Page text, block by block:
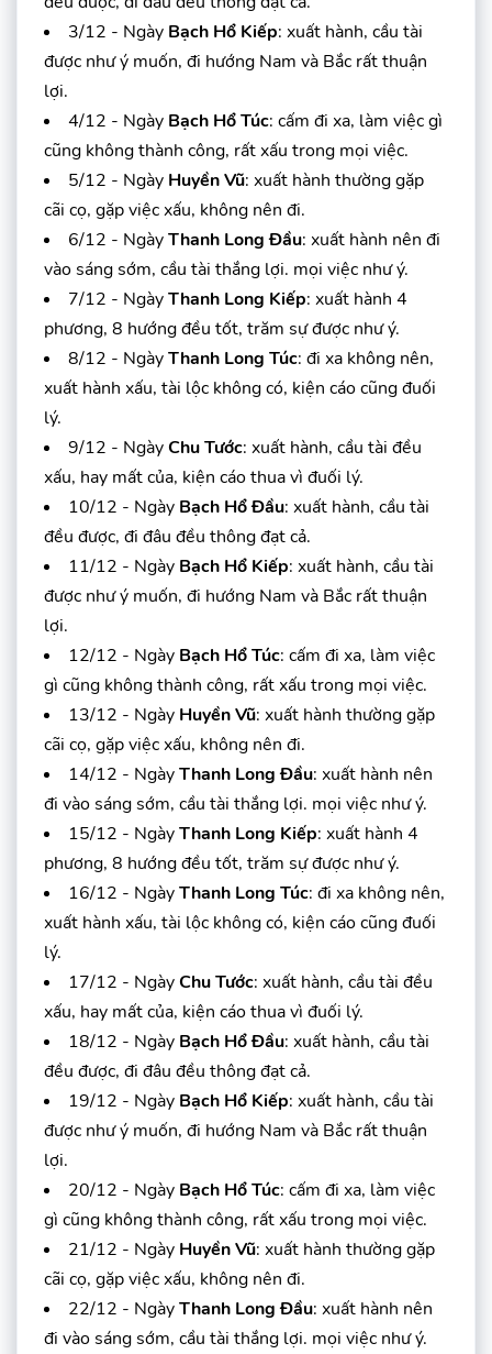
3/12 - Ngày Bạch Hổ Kiếp: xuất hành, cầu tài
được như ý muốn, đi hướng Nam và Bắc rất thuận
lợi.
4/12 - Ngày Bạch Hổ Túc: cấm đi xa, làm việc gì
cũng không thành công, rất xấu trong mọi việc.
5/12 - Ngày Huyền Vũ: xuất hành thường gặp
cãi cọ, gặp việc xấu, không nên đi.
6/12 - NgàyThanh Long Đầu: xuất hành nên đi
vào sáng sớm, cầu tài thắng lợi. mọi việc như ý.
7/12 - NgàyThanh Long Kiếp: xuất hành 4
phương, 8 hướng đều tốt, trăm sự được như ý.
8/12 - NgàyThanh Long Túc: đi xa không nên,
xuất hành xấu, tài lộc không có, kiện cáo cũng đuối
lý.
9/12 - NgàyChu Tước: xuất hành, cầu tài đều
xấu, hay mất của, kiện cáo thua vì đuối lý.
10/12 - Ngày Bạch Hổ Đầu: xuất hành, cầu tài
đều được, đi đâu đều thông đạt cả.
11/12 - Ngày Bạch Hổ Kiếp: xuất hành, cầu tài
được như ý muốn, đi hướng Nam và Bắc rất thuận
lợi.
12/12 - Ngày Bạch Hổ Túc: cấm đi xa, làm việc
gì cũng không thành công, rất xấu trong mọi việc.
13/12 - Ngày Huyền Vũ: xuất hành thường gặp
cãi cọ, gặp việc xấu, không nên đi.
14/12 - NgàyThanh Long Đầu: xuất hành nên
đi vào sáng sớm, cầu tài thắng lợi. mọi việc như ý.
15/12 - NgàyThanh Long Kiếp: xuất hành 4
phương, 8 hướng đều tốt, trăm sự được như ý.
16/12 - NgàyThanh Long Túc: đi xa không nên,
xuất hành xấu, tài lộc không có, kiện cáo cũng đuối
lý.
17/12 - NgàyChu Tước: xuất hành, cầu tài đều
xấu, hay mất của, kiện cáo thua vì đuối lý.
18/12 - Ngày Bạch Hổ Đầu: xuất hành, cầu tài
đều được, đi đâu đều thông đạt cả.
19/12 - Ngày Bạch Hổ Kiếp: xuất hành, cầu tài
được như ý muốn, đi hướng Nam và Bắc rất thuận
lợi.
20/12 - Ngày Bạch Hổ Túc: cấm đi xa, làm việc
gì cũng không thành công, rất xấu trong mọi việc.
21/12 - Ngày Huyền Vũ: xuất hành thường gặp
cãi cọ, gặp việc xấu, không nên đi.
22/12 - NgàyThanh Long Đầu: xuất hành nên
đi vào sáng sớm, cầu tài thắng lợi. mọi việc như ý.